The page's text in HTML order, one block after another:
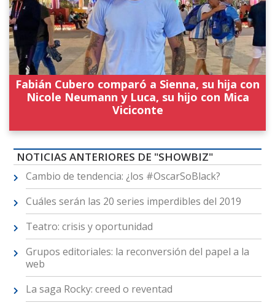
Fabián Cubero comparó a Sienna, su hija con
Nicole Neumann y Luca, su hijo con Mica
Viciconte
NOTICIAS ANTERIORES DE "SHOWBIZ"
Cambio de tendencia: ¿los #OscarSoBlack?
Cuáles serán las 20 series imperdibles del 2019
Teatro: crisis y oportunidad
Grupos editoriales: la reconversión del papel a la
web
La saga Rocky: creed o reventad